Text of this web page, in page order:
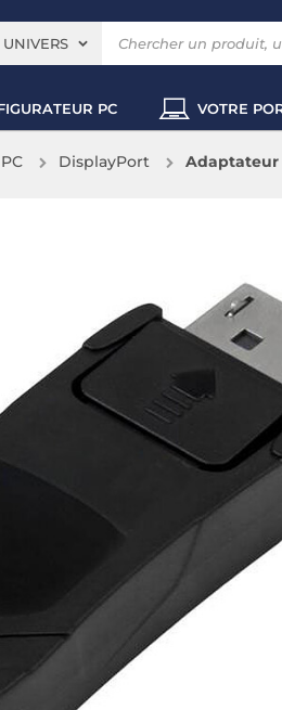
PC VOTRE
DisplayPort Adaptateur